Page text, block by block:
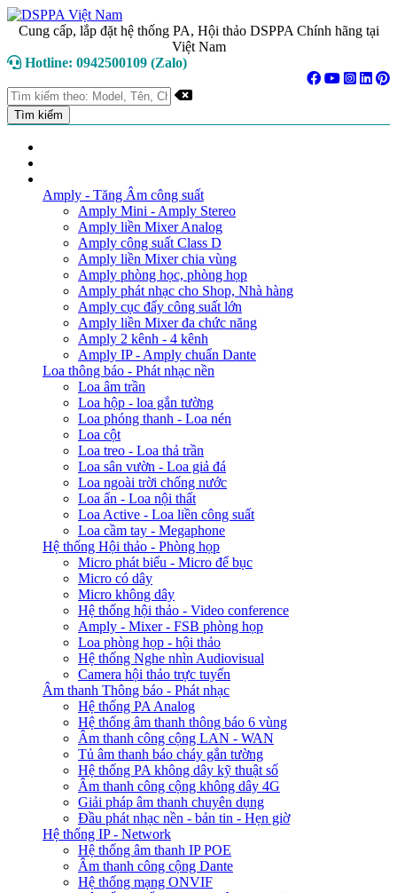
Cung cấp, lắp đặt hệ thống PA, Hội thảo DSPPA Chính hãng tại
Việt Nam
Hotline: 0942500109 (Zalo)
Amply - Tăng Âm công suất
Amply Mini - Amply Stereo
Amply liền Mixer Analog
Amply công suất Class D
Amply liền Mixer chia vùng
Amply phòng học, phòng họp
Amply phát nhạc cho Shop, Nhà hàng
Amply cục đẩy công suất lớn
Amply liền Mixer đa chức năng
Amply 2 kênh - 4 kênh
Amply IP - Amply chuẩn Dante
Loa thông báo - Phát nhạc nền
Loa âm trần
Loa hộp - loa gắn tường
Loa phóng thanh - Loa nén
Loa cột
Loa treo - Loa thả trần
Loa sân vườn - Loa giả đá
Loa ngoài trời chống nước
Loa ẩn - Loa nội thất
Loa Active - Loa liền công suất
Loa cầm tay - Megaphone
Hệ thống Hội thảo - Phòng họp
Micro phát biểu - Micro để bục
Micro có dây
Micro không dây
Hệ thống hội thảo - Video conference
Amply - Mixer - FSB phòng họp
Loa phòng họp - hội thảo
Hệ thống Nghe nhìn Audiovisual
Camera hội thảo trực tuyến
Âm thanh Thông báo - Phát nhạc
Hệ thống PA Analog
Hệ thống âm thanh thông báo 6 vùng
Âm thanh công cộng LAN - WAN
Tủ âm thanh báo cháy gắn tường
Hệ thống PA không dây kỹ thuật số
Âm thanh công cộng không dây 4G
Giải pháp âm thanh chuyên dụng
Đầu phát nhạc nền - bản tin - Hẹn giờ
Hệ thống IP - Network
Hệ thống âm thanh IP POE
Âm thanh công cộng Dante
Hệ thống mạng ONVIF